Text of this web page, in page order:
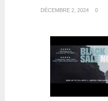
DÉCEMBRE 2, 2024 0